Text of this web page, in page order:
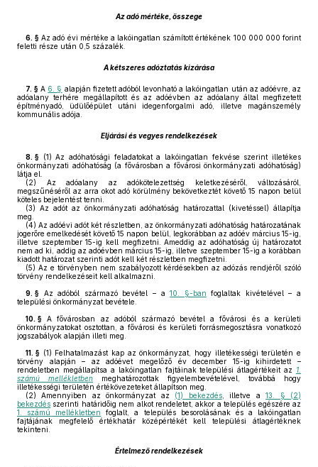
Az adó mértéke, összege
6. § Az adó évi mértéke a lakóingatlan számított értékének 100 000 000 forint
feletti része után 0,5 százalék.
A kétszeres adóztatás kizárása
7. § A 6. § alapján fizetett adóból levonható a lakóingatlan után az adóévre, az
adóalany terhére megállapított és az adóévben az adóalany által megfizetett
építményadó, üdülőépület utáni idegenforgalmi adó, illetve magánszemély
kommunális adója.
Eljárási és vegyes rendelkezések
8. § (1) Az adóhatósági feladatokat a lakóingatlan fekvése szerint illetékes
önkormányzati adóhatóság (a fővárosban a fővárosi önkormányzati adóhatóság)
látja el.
(2) Az adóalany az adókötelezettség keletkezéséről, változásáról,
megszűnéséről az arra okot adó körülmény bekövetkeztét követő 15 napon belül
köteles bejelentést tenni.
(3) Az adót az önkormányzati adóhatóság határozattal (kivetéssel) állapítja
meg.
(4) Az adóévi adót két részletben, az önkormányzati adóhatóság határozatának
jogerőre emelkedését követő 15 napon belül, legkorábban az adóév március 15-ig,
illetve szeptember 15-ig kell megfizetni. Ameddig az adóhatóság új határozatot
nem ad ki, addig az adóévben március 15-ig, illetve szeptember 15-ig a korábban
kiadott határozat szerinti adót kell két részletben megfizetni.
(5) Az e törvényben nem szabályozott kérdésekben az adózás rendjéről szóló
törvény rendelkezéseit kell alkalmazni.
9. § Az adóból származó bevétel – a10. §-ban foglaltak kivételével – a
települési önkormányzat bevétele.
10. § A fővárosban az adóból származó bevétel a fővárosi és a kerületi
önkormányzatokat osztottan, a fővárosi és kerületi forrásmegosztásra vonatkozó
jogszabályok alapján illeti meg.
11. § (1) Felhatalmazást kap az önkormányzat, hogy illetékességi területén e
törvény alapján – az adóévet megelőző év december 15-ig kihirdetett –
rendeletben megállapítsa a lakóingatlan fajtáinak települési átlagértékeit az 1.
számú mellékletben meghatározottak figyelembevételével, továbbá hogy
illetékességi területén értékövezeteket állapítson meg.
(2) Amennyiben az önkormányzat az (1) bekezdés, illetve a13. § (2)
bekezdés szerinti határidőig nem alkot rendeletet, akkor a település egészére az
1. számú mellékletben
foglalt, a település besorolásának és a lakóingatlan
fajtájának megfelelő értékhatár középértékét kell települési átlagértéknek
tekinteni.
Értelmező rendelkezések